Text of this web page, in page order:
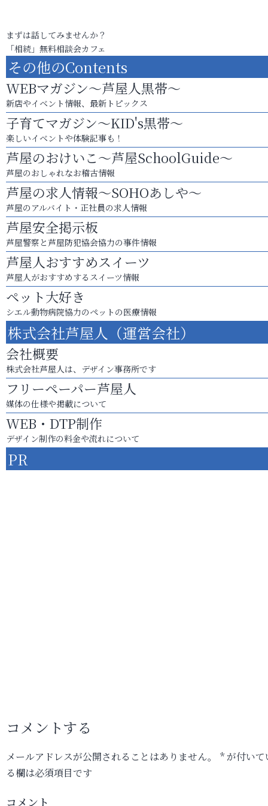
まずは話してみませんか？
「相続」無料相談会カフェ
その他のContents
WEBマガジン～芦屋人黒帯～
新店やイベント情報、最新トピックス
子育てマガジン～KID's黒帯～
楽しいイベントや体験記事も！
芦屋のおけいこ～芦屋SchoolGuide～
芦屋のおしゃれなお稽古情報
芦屋の求人情報～SOHOあしや～
芦屋のアルバイト・正社員の求人情報
芦屋安全掲示板
芦屋警察と芦屋防犯協会協力の事件情報
芦屋人おすすめスイーツ
芦屋人がおすすめするスイーツ情報
ペット大好き
シエル動物病院協力のペットの医療情報
株式会社芦屋人（運営会社）
会社概要
株式会社芦屋人は、デザイン事務所です
フリーペーパー芦屋人
媒体の仕様や掲載について
WEB・DTP制作
デザイン制作の料金や流れについて
PR
コメントする
メールアドレスが公開されることはありません。 *が付いて
る欄は必須項目です
コメント